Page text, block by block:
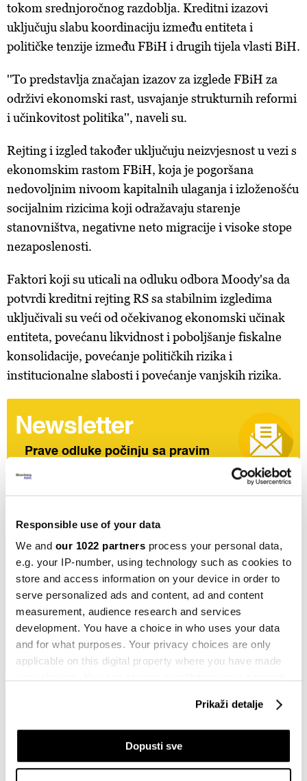
Responsible use of your data
We and our 1022 partners process your personal data,
e.g. your IP-number, using technology such as cookies to
store and access information on your device in order to
serve personalized ads and content, ad and content
measurement, audience research and services
development. You have a choice in who uses your data
and for what purposes. Your privacy choices are only
applicable on this digital property where you have made
If you allow, we would also like to:
Collect information about your geographical
Prikaži detalje
Dopusti sve
tokom srednjoročnog razdoblja. Kreditni izazovi
uključuju slabu koordinaciju između entiteta i
političke tenzije između FBiH i drugih tijela vlasti BiH.
''To predstavlja značajan izazov za izglede FBiH za
održivi ekonomski rast, usvajanje strukturnih reformi
i učinkovitost politika'', naveli su.
Rejting i izgled također uključuju neizvjesnost u vezi s
ekonomskim rastom FBiH, koja je pogoršana
nedovoljnim nivoom kapitalnih ulaganja i izloženošću
socijalnim rizicima koji odražavaju starenje
stanovništva, negativne neto migracije i visoke stope
nezaposlenosti.
Faktori koji su uticali na odluku odbora Moody'sa da
potvrdi kreditni rejting RS sa stabilnim izgledima
uključivali su veći od očekivanog ekonomski učinak
entiteta, povećanu likvidnost i poboljšanje fiskalne
konsolidacije, povećanje političkih rizika i
institucionalne slabosti i povećanje vanjskih rizika.
Newsletter
Prave odluke počinju sa pravim
Analitičari su naveli da se ekonomija RS pokazala
otpornom na nedavne inflatorne i energetske šokove.
Očekuje se rast realnog BDP-a od 2,5 posto u 2024. i
tri posto u 2025. godini za zemlju, a ekonomija RS
dodatno će profitirati od snažne domaće potrošnje i
veza s EU-om.
Do povećanja kreditnog rejtinga moglo bi doći u
slučaju smanjenja političkih rizika i povećanja
konsolidacije, uključujući stabilni nivo duga i
likvidnosti, te snažnijeg rasta ekonomije uz